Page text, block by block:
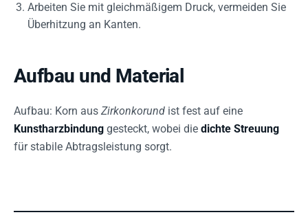
Arbeiten Sie mit gleichmäßigem Druck, vermeiden Sie
Überhitzung an Kanten.
Aufbau und Material
Aufbau: Korn aus Zirkonkorund ist fest auf eine
Kunstharzbindung gesteckt, wobei die dichte Streuung
für stabile Abtragsleistung sorgt.